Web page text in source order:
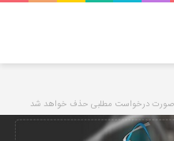
صورت درخواست مطلبی حذف خواهد شد